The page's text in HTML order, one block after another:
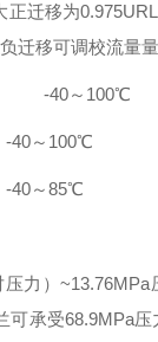
正迁移为
迁移可调校流量量
-40～100℃
100℃
～85℃
力）~13.76MPa
可承受68.9MPa